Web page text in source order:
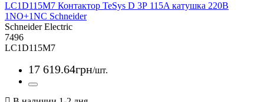
LC1D115M7 Контактор TeSys D 3Р 115A катушка 220В
1NO+1NC Schneider
Schneider Electric
7496
LC1D115M7
17 619.64грн/шт.